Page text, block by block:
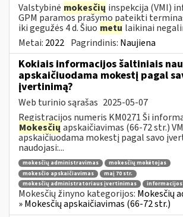
Valstybinė mokesčių inspekcija (VMI)
GPM paramos prašymo pateikti
iki gegužės 4 d. Šiuo metu laikinai
Metai: 2022 Pagrindinis: Naujiena
Kokiais informacijos šaltiniais
apskaičiuodama mokestį pagal
įvertinimą?
Web turinio sąrašas 2025-05-07
Registracijos numeris KM0271 Ši
Mokesčių apskaičiavimas (66-72 str.)
apskaičiuodama mokestį pagal savo
naudojasi:...
mokesčių administravimas
mokesčių mokėtojas
mokesčio apskaičiavimas
maį 70 str.
mokesčių administratoriaus įvertinimas
Mokesčių žinyno kategorijos: Mokesčių
» Mokesčių apskaičiavimas (66-72 str.)